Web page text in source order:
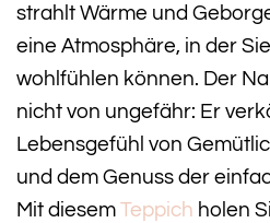
strahlt Wärme und
eine Atmosphäre, in der
wohlfühlen können. Der
nicht von ungefähr: Er
Lebensgefühl von
und dem Genuss der
Mit diesem Teppich holen